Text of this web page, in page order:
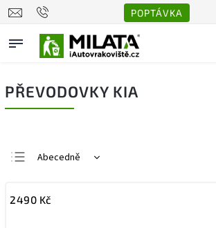
POPTÁVKA
PŘEVODOVKY KIA
Abecedně
Nejdražší
2490 Kč